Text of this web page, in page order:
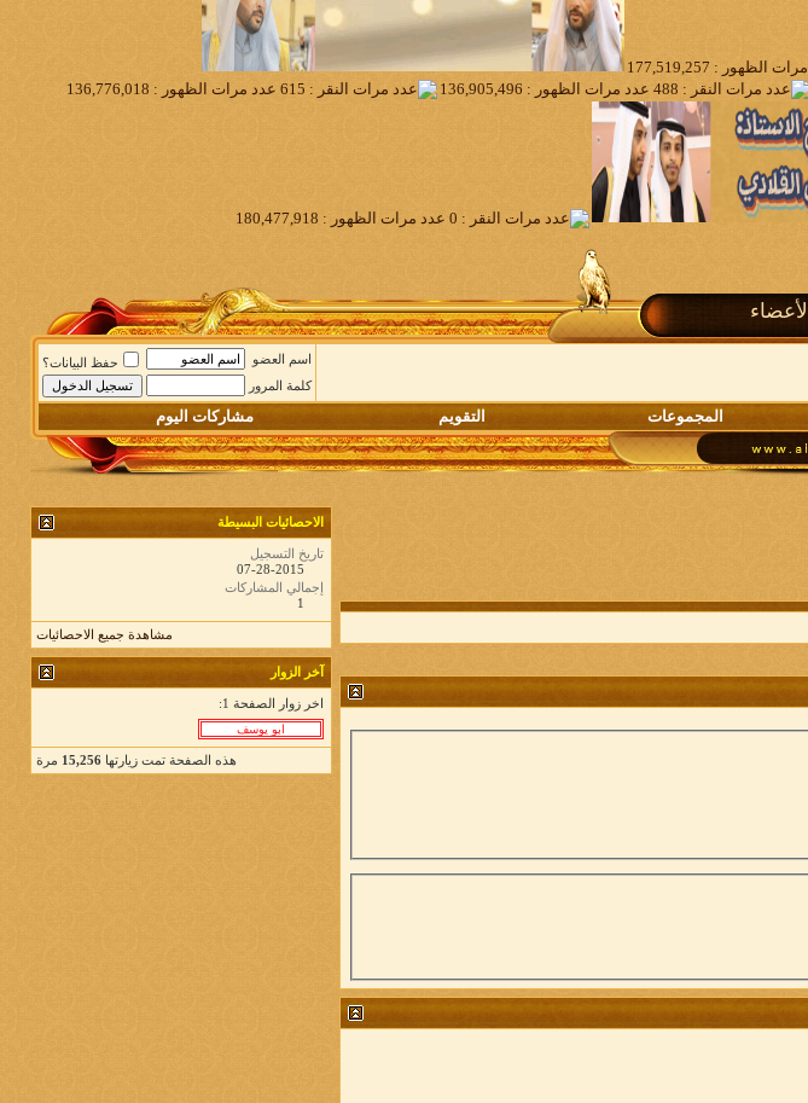
اسم العضو
حفظ البيانات؟
كلمة المرور
المجموعات التقويم مشاركات اليوم
الاحصائيات البسيطة
تاريخ التسجيل
07-28-2015
إجمالي المشاركات
1
مشاهدة جميع الاحصائيات
آخر الزوار
اخر زوار الصفحة 1:
هذه الصفحة تمت زيارتها 15,256 مرة